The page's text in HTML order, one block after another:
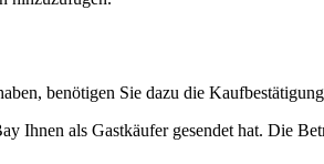
benötigen Sie dazu die
Ihnen als Gastkäufer gesendet hat. Die